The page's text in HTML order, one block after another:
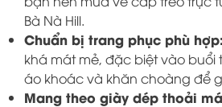
Bà Nà Hill.
Chuẩn bị trang phục phù hợp:
khá mát mẻ, đặc biệt vào buổi
áo khoác và khăn choàng để
Mang theo giày dép thoải